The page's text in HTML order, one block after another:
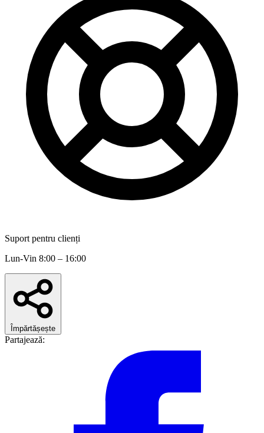
Suport pentru clienți
Lun-Vin 8:00 – 16:00
Împărtășește
Partajează: